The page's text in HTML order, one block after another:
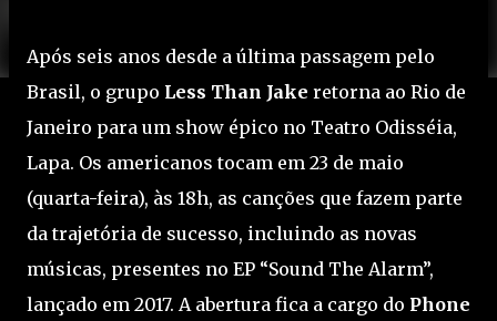
Após seis anos desde a última passagem pelo
Brasil, o grupo Less Than Jake retorna ao Rio de
Janeiro para um show épico no Teatro Odisséia,
Lapa. Os americanos tocam em 23 de maio
(quarta-feira), às 18h, as canções que fazem parte
da trajetória de sucesso, incluindo as novas
músicas, presentes no EP “Sound The Alarm”,
lançado em 2017. A abertura fica a cargo do Phone